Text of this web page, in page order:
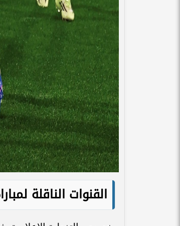
القنوات الناقلة